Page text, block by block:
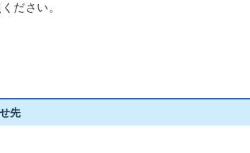
ださい。
先